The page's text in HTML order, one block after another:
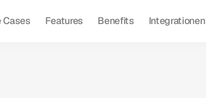
Cases Features Benefits Integrationen